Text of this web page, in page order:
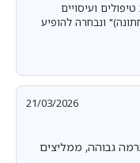
ועיסויים
ונבחרה להופיע
21/03/2026
גבוהה, ממליצים